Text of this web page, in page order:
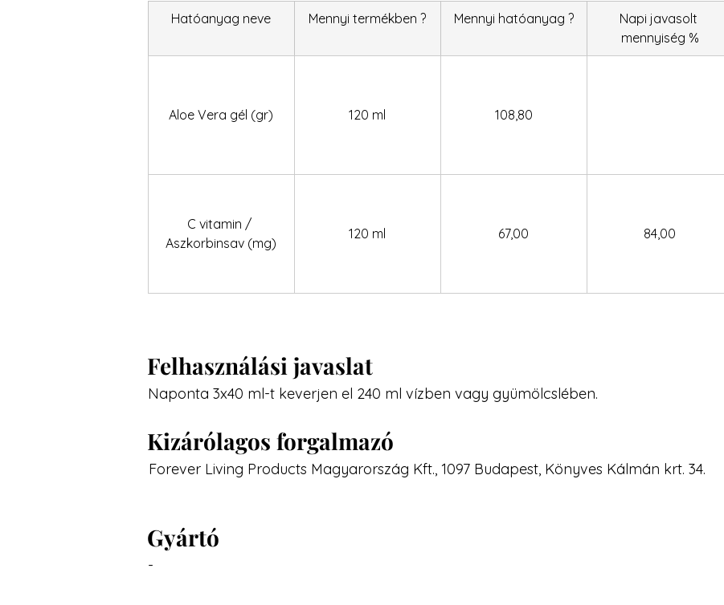
Hatóanyag neve Mennyi termékben ? Mennyi hatóanyag ?
Napi javasolt
mennyiség %
Aloe Vera gél (gr) 120 ml 108,80
C vitamin /
Aszkorbinsav (mg)
120 ml 67,00 84,00
Felhasználási javaslat
Naponta 3x40 ml-t keverjen el 240 ml vízben vagy gyümölcslében.
Kizárólagos forgalmazó
Forever Living Products Magyarország Kft., 1097 Budapest, Könyves Kálmán krt. 34.
Gyártó
-